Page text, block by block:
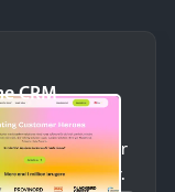
CRM
med et
overblik over
opfølgninger.